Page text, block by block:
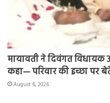
मायावती ने दिवंगत विधायक
कहा— परिवार की इच्छा पर
August 6, 2026